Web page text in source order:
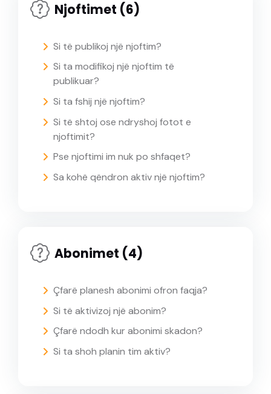
Njoftimet (6)
Si të publikoj një njoftim?
Si ta modifikoj një njoftim të
publikuar?
Si ta fshij një njoftim?
Si të shtoj ose ndryshoj fotot e
njoftimit?
Pse njoftimi im nuk po shfaqet?
Sa kohë qëndron aktiv një njoftim?
Abonimet (4)
Çfarë planesh abonimi ofron faqja?
Si të aktivizoj një abonim?
Çfarë ndodh kur abonimi skadon?
Si ta shoh planin tim aktiv?